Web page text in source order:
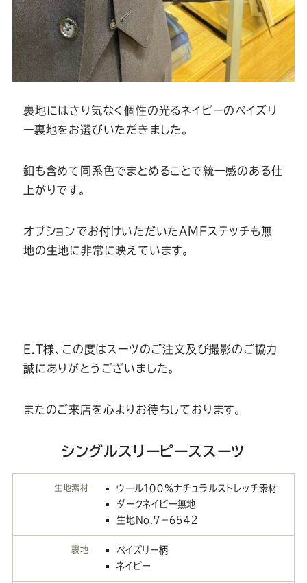
裏地にはさり気なく個性の光るネイビーのペイズリ
ー裏地をお選びいただきました。
釦も含めて同系色でまとめることで統一感のある仕
上がりです。
オプションでお付けいただいたAMFステッチも無
地の生地に非常に映えています。
E.T様、この度はスーツのご注文及び撮影のご協力
誠にありがとうございました。
またのご来店を心よりお待ちしております。
シングルスリーピーススーツ
生地素材
ウール１００％ナチュラルストレッチ素材
ダークネイビー無地
生地No.７－６５４２
裏地
ペイズリー柄
ネイビー